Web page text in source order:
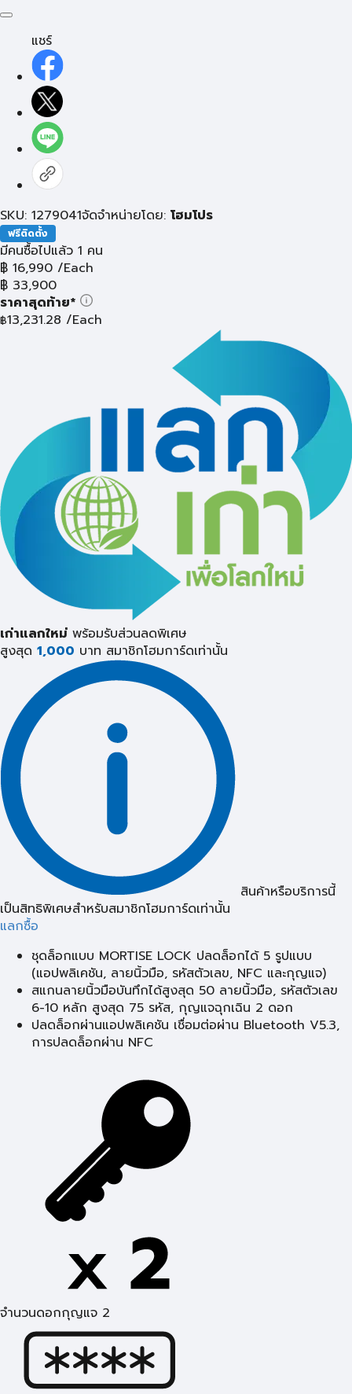
แชร์
SKU: 1279041จัดจำหน่ายโดย: โฮมโปร
ฟรีติดตั้ง
มีคนซื้อไปแล้ว 1 คน
฿ 16,990 /Each
฿ 33,900
ราคาสุดท้าย*
฿13,231.28 /Each
เก่าแลกใหม่ พร้อมรับส่วนลดพิเศษ
สูงสุด 1,000 บาท สมาชิกโฮมการ์ดเท่านั้น
สินค้าหรือบริการนี้
เป็นสิทธิพิเศษสำหรับสมาชิกโฮมการ์ดเท่านั้น
แลกซื้อ
ชุดล็อกแบบ MORTISE LOCK ปลดล็อกได้ 5 รูปแบบ
(แอปพลิเคชัน, ลายนิ้วมือ, รหัสตัวเลข, NFC และกุญแจ)
สแกนลายนิ้วมือบันทึกได้สูงสุด 50 ลายนิ้วมือ, รหัสตัวเลข
6-10 หลัก สูงสุด 75 รหัส, กุญแจฉุกเฉิน 2 ดอก
ปลดล็อกผ่านแอปพลิเคชัน เชื่อมต่อผ่าน Bluetooth V5.3,
การปลดล็อกผ่าน NFC
จำนวนดอกกุญแจ 2